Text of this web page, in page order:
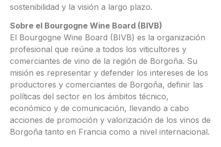
sostenibilidad y la visión a largo plazo.
Sobre el Bourgogne Wine Board (BIVB)
El Bourgogne Wine Board (BIVB) es la organización
profesional que reúne a todos los viticultores y
comerciantes de vino de la región de Borgoña. Su
misión es representar y defender los intereses de los
productores y comerciantes de Borgoña, definir las
políticas del sector en los ámbitos técnico,
económico y de comunicación, llevando a cabo
acciones de promoción y valorización de los vinos de
Borgoña tanto en Francia como a nivel internacional.